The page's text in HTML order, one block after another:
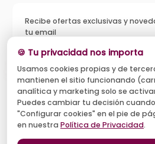
Recibe ofertas exclusivas y
tu email
Acepto recibir novedades y
email según la Política de
cuando quiera.
Suscribirse
🍪 Tu privacidad nos importa
Usamos cookies propias y de
mantienen el sitio funcionando
analítica y marketing solo se
Puedes cambiar tu decisión
"Configurar cookies" en el pie de
en nuestra Política de Privacidad.